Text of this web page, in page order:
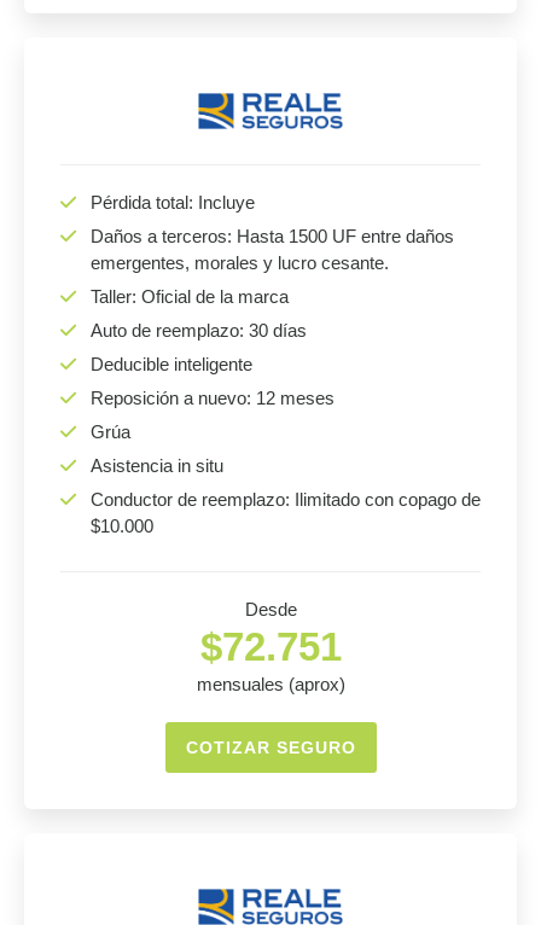
Pérdida total: Incluye
Daños a terceros: Hasta 1500 UF entre daños
emergentes, morales y lucro cesante.
Taller: Oficial de la marca
Auto de reemplazo: 30 días
Deducible inteligente
Reposición a nuevo: 12 meses
Grúa
Asistencia in situ
Conductor de reemplazo: Ilimitado con copago de
$10.000
Desde
$72.751
mensuales (aprox)
COTIZAR SEGURO